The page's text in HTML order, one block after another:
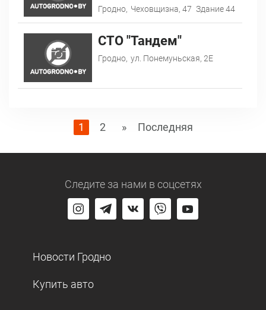
Гродно, Чеховщизна, 47 Здание 44
СТО "Тандем"
Гродно, ул. Понемуньская, 2Е
1 2 » Последняя
Следите за нами в соцсетях
Новости Гродно
Купить авто